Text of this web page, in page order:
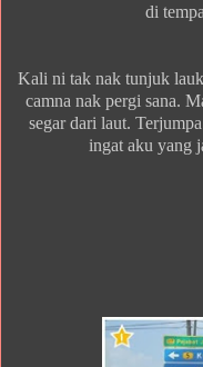
di
Kali ni tak nak tunjuk
camna nak pergi sana.
segar dari laut.
ingat aku yang